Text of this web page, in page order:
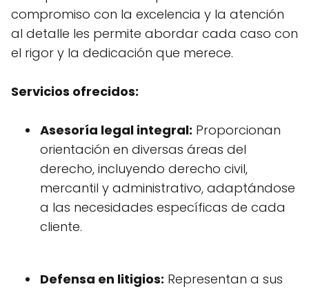
compromiso con la excelencia y la atención
al detalle les permite abordar cada caso con
el rigor y la dedicación que merece.
Servicios ofrecidos:
Asesoría legal integral: Proporcionan
orientación en diversas áreas del
derecho, incluyendo derecho civil,
mercantil y administrativo, adaptándose
a las necesidades específicas de cada
cliente.
Defensa en litigios: Representan a sus